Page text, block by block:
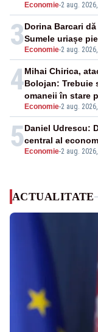
Economie-2 aug.
3 Economie-2 aug.
Dorina Barcari
Sumele uriașe
4
Economie-2 aug.
Mihai Chirica,
Bolojan: Trebuie
omaneii în stare
5 Economie-2 aug.
Daniel Udrescu:
central al
ACTUALITATE